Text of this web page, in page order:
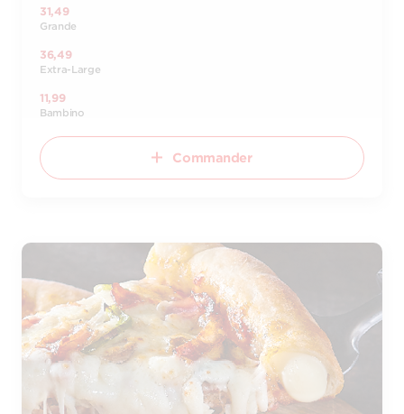
31,49
Grande
36,49
Extra-Large
11,99
Bambino
Commander